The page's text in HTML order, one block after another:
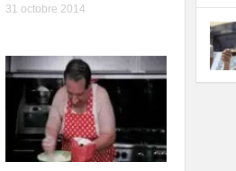
31 octobre 2014